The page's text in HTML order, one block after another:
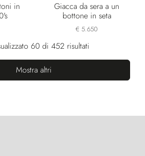
in
Giacca da sera a un
bottone in seta
€ 5.650
60 di 452 risultati
Mostra altri